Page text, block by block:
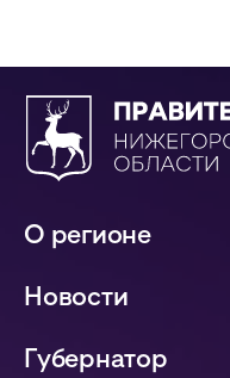
О регионе
Новости
Губернатор